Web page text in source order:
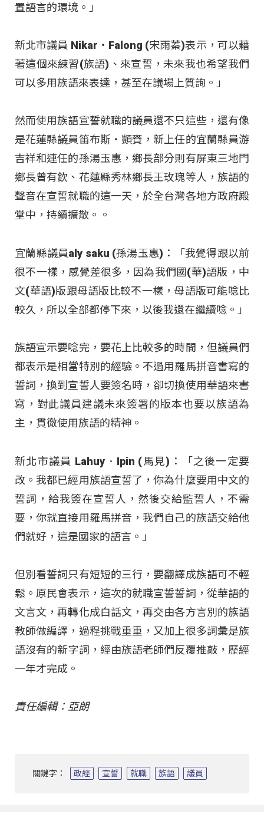
置語言的環境。」
新北市議員 Nikar‧Falong (宋雨蓁)表示，可以藉
著這個來練習(族語)、來宣誓，未來我也希望我們
可以多用族語來表達，甚至在議場上質詢。」
然而使用族語宣誓就職的議員還不只這些，還有像
是花蓮縣議員笛布斯‧顗賚，新上任的宜蘭縣員游
吉祥和連任的孫湯玉惠，鄉長部分則有屏東三地門
鄉長曾有欽、花蓮縣秀林鄉長王玫瑰等人，族語的
聲音在宣誓就職的這一天，於全台灣各地方政府殿
堂中，持續擴散。。
宜蘭縣議員aly saku (孫湯玉惠)：「我覺得跟以前
很不一樣，感覺差很多，因為我們國(華)語版，中
文(華語)版跟母語版比較不一樣，母語版可能唸比
較久，所以全部都停下來，以後我還在繼續唸。」
族語宣示要唸完，要花上比較多的時間，但議員們
都表示是相當特別的經驗。不過用羅馬拼音書寫的
誓詞，換到宣誓人要簽名時，卻切換使用華語來書
寫，對此議員建議未來簽署的版本也要以族語為
主，貫徹使用族語的精神。
新北市議員 Lahuy．Ipin (馬見)：「之後一定要
改。我都已經用族語宣誓了，你為什麼要用中文的
誓詞，給我簽在宣誓人，然後交給監誓人，不需
要，你就直接用羅馬拼音，我們自己的族語交給他
們就好，這是國家的語言。」
但別看誓詞只有短短的三行，要翻譯成族語可不輕
鬆。原民會表示，這次的就職宣誓誓詞，從華語的
文言文，再轉化成白話文，再交由各方言別的族語
教師做編譯，過程挑戰重重，又加上很多詞彙是族
語沒有的新字詞，經由族語老師們反覆推敲，歷經
一年才完成。
責任編輯：亞朗
關鍵字： 政經 宣誓 就職 族語 議員